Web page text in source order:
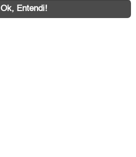
Ok, Entendi!